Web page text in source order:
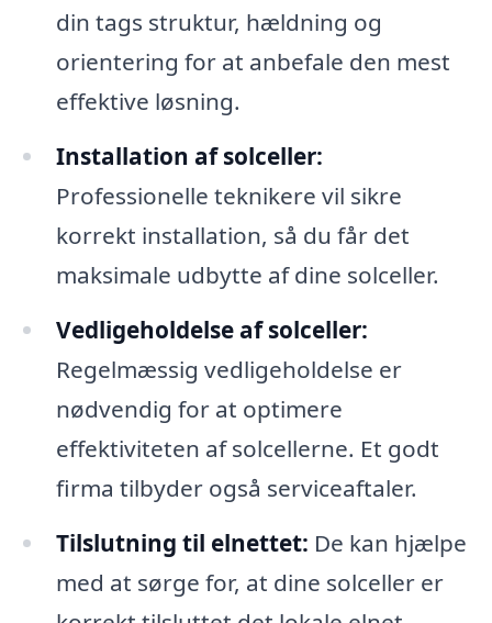
din tags struktur, hældning og
orientering for at anbefale den mest
effektive løsning.
Installation af solceller:
Professionelle teknikere vil sikre
korrekt installation, så du får det
maksimale udbytte af dine solceller.
Vedligeholdelse af solceller:
Regelmæssig vedligeholdelse er
nødvendig for at optimere
effektiviteten af solcellerne. Et godt
firma tilbyder også serviceaftaler.
Tilslutning til elnettet: De kan hjælpe
med at sørge for, at dine solceller er